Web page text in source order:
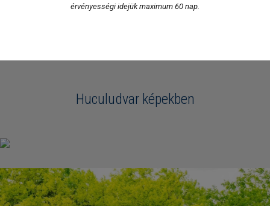
érvényességi idejük maximum 60 nap.
Huculudvar képekben